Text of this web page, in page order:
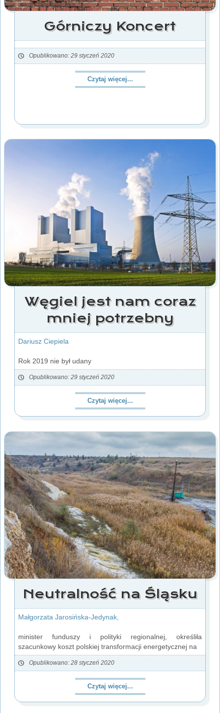
Górniczy Koncert
Opublikowano: 29 styczeń 2020
Czytaj więcej...
Węgiel jest nam coraz
mniej potrzebny
Dariusz Ciepiela
Rok 2019 nie był udany
Opublikowano: 29 styczeń 2020
Czytaj więcej...
Neutralność na Śląsku
Małgorzata Jarosińska-Jedynak,
minister funduszy i polityki regionalnej, określiła
szacunkowy koszt polskiej transformacji energetycznej na
Opublikowano: 28 styczeń 2020
Czytaj więcej...